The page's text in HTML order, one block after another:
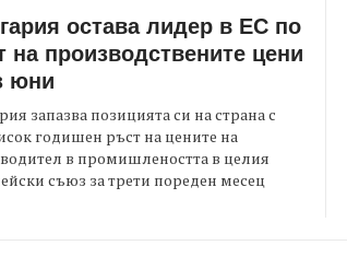
остава лидер в ЕС по
на производствените цени
юни
запазва позицията си на страна с
годишен ръст на цените на
в промишлеността в целия
съюз за трети пореден месец